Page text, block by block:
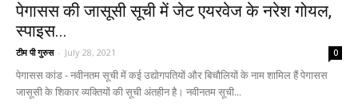
पेगासस की जासूसी सूची में जेट एयरवेज के नरेश गोयल,
स्पाइस...
टीम पी गुरुस - July 28, 2021 0
पेगासस कांड - नवीनतम सूची में कई उद्योगपतियों और बिचौलियों के नाम शामिल हैं पेगासस
जासूसी के शिकार व्यक्तियों की सूची अंतहीन है। नवीनतम सूची...